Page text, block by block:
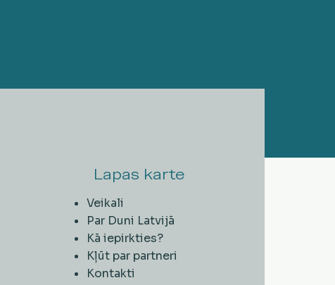
Lapas karte
Veikali
Par Duni Latvijā
Kā iepirkties?
Kļūt par partneri
Kontakti